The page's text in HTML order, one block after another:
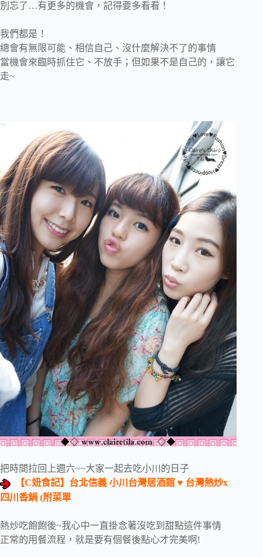
別忘了…有更多的機會，記得要多看看！
我們都是！
總會有無限可能、相信自己、沒什麼解決不了的事情
當機會來臨時抓住它、不放手；但如果不是自己的，讓它
走~
把時間拉回上週六~~大家一起去吃小川的日子
【C妞食記】台北信義 小川台灣居酒館 ♥ 台灣熱炒x
四川香鍋 (附菜單
熱炒吃飽飽後~我心中一直掛念著沒吃到甜點這件事情
正常的用餐流程，就是要有個餐後點心才完美啊!